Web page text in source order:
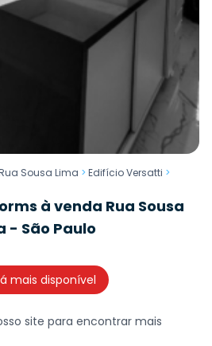
Sousa Lima > Edifício Versatti >
à venda Rua Sousa
- São Paulo
mais disponível
site para encontrar mais